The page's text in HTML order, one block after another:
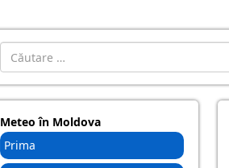
Introdu localitatea:
Meteo în Moldova
Prima